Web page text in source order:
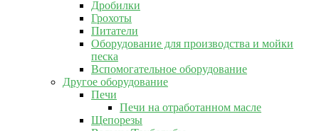
Дробилки
Грохоты
Питатели
Оборудование для производства и мойки
песка
Вспомогательное оборудование
Другое оборудование
Печи
Печи на отработанном масле
Щепорезы